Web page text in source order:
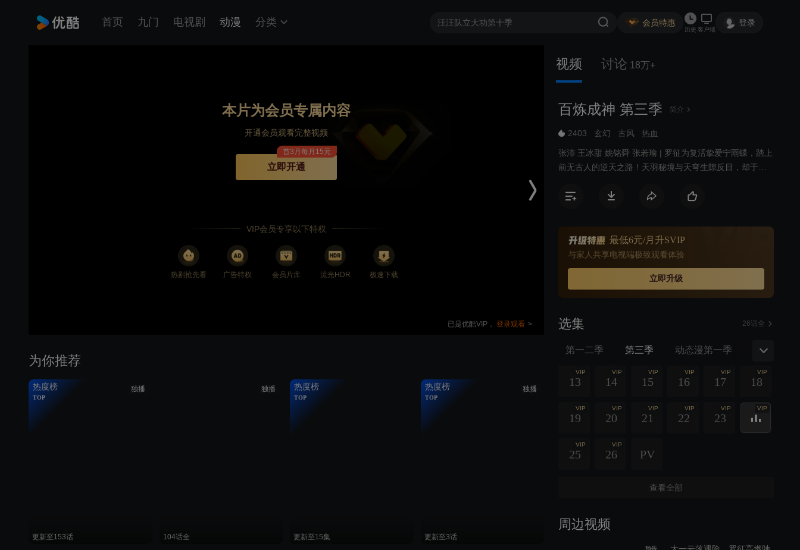
首页 九门 电视剧 动漫 分类 会员特惠
历史 客户端
登录
本片为会员专属内容
开通会员观看完整视频
立即开通
首3月每月15元
VIP会员专享以下特权
热剧抢先看 广告特权 会员片库 流光HDR 极速下载
已是优酷VIP， 登录观看 >
视频 讨论 18万+
百炼成神 第三季 简介
2403 玄幻 古风 热血
张沛 王冰甜 姚铭舜 张若瑜 | 罗征为复活挚爱宁雨蝶，踏上
前无古人的逆天之路！天羽秘境与天穹生隙反目，却于神
由己。飞升上界的罗征，势要挣脱天命枷锁，终成寰宇唯
最低6元/月升SVIP
与家人共享电视端极致观看体验
立即升级
选集 26话全
第一二季 第三季 动态漫第一季 动态漫第
VIP
13
VIP
14
VIP
15
VIP
16
VIP
17
VIP
18
VIP
19
VIP
20
VIP
21
VIP
22
VIP
23
VIP
VIP
25
VIP
26 PV
查看全部
周边视频
预告
为你推荐
独播
热度榜
TOP
更新至153话
独播
104话全
热度榜
TOP
更新至15集
独播
热度榜
TOP
更新至3话